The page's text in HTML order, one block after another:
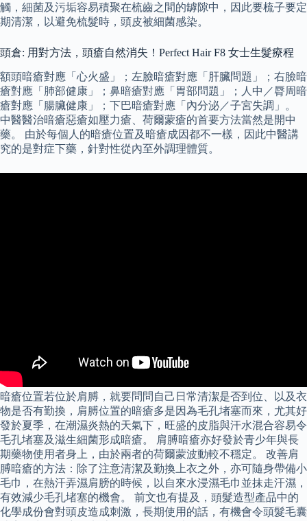
觸，細菌及污垢容易積聚在梳齒之間的罅隙中，因此要梳子要定
期清潔，以避免梳髮時，頭皮被細菌感染。
頭倉: 用對方法，頭瘡自然消失！Perfect Hair F8 女士生髮療程
額頭暗瘡對應「心火盛」；左臉暗瘡對應「肝臟問題」；右臉暗
瘡對應「肺部健康」；鼻暗瘡對應「胃部問題」；人中／脣周暗
瘡對應「腸臟健康」；下巴暗瘡對應「內分泌／子宮失調」。
中醫醫治暗瘡惡瘡如壓力瘡、荷爾蒙瘡的首要方法當然是開中
藥。 由於每個人的暗瘡位置及暗瘡成因都不一樣，因此中醫講
究的是對症下藥，針對性從內至外調理體質。
暗瘡位置若位於肩膊，就要問問自己日常清潔是否到位、以及衣
物是否有勤換，肩膊位置的暗瘡多是因為毛孔堵塞而來，尤其好
發於夏季，在潮濕炎熱的天氣下，旺盛的皮脂與汗水混合容易令
毛孔堵塞及滋生細菌形成暗瘡。 肩膊暗瘡亦好發於青少年與長
期藥物使用者身上，由於兩者的荷爾蒙波動較不穩定。 改善肩
膊暗瘡的方法：除了注意清潔及勤換上衣之外，亦可隨身帶備小
毛巾，在熱汗弄濕肩膀的時候，以自來水浸濕毛巾並抹走汗濕，
有效減少毛孔堵塞的機會。 前文也有提及，頭髮造型產品中的
化學成份會對頭皮造成刺激，長期使用的話，有機會令頭髮毛囊